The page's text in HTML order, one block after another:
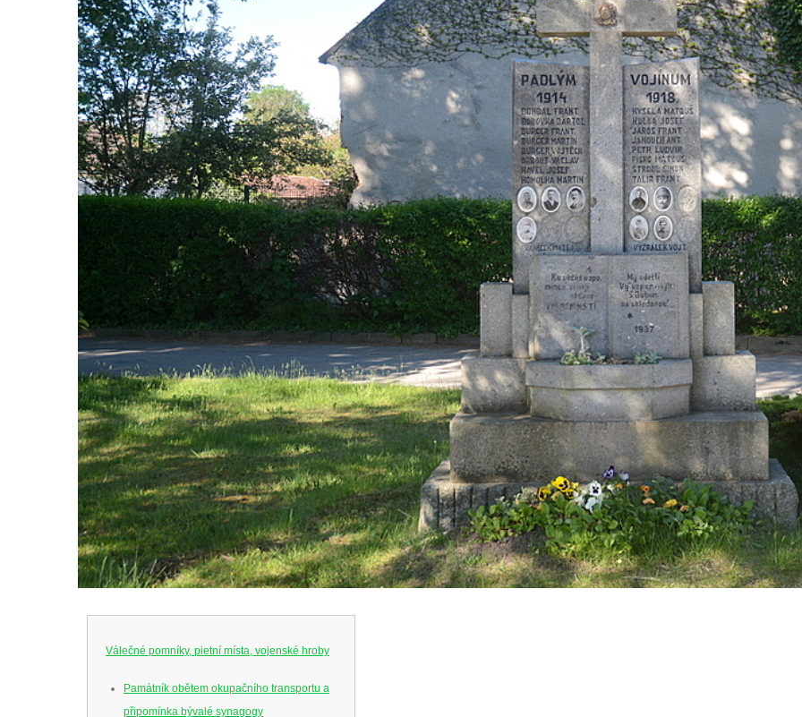
Válečné pomníky, pietní místa, vojenské hroby
Památník obětem okupačního transportu a
připomínka bývalé synagogy